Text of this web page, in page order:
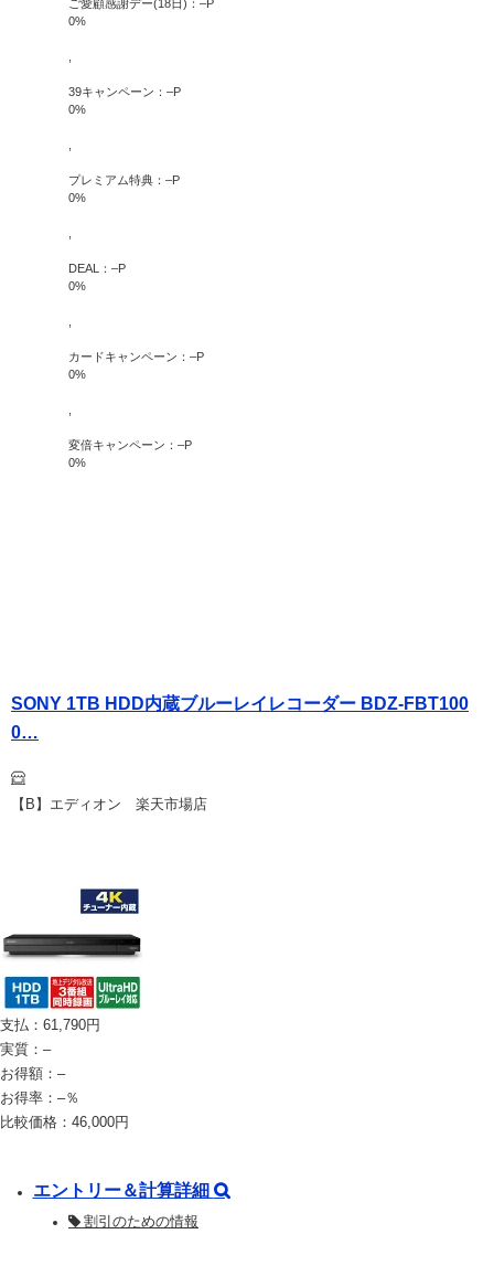
ご愛顧感謝デー(18日)： –P
0%
39キャンペーン： –P
0%
プレミアム特典： –P
0%
DEAL： –P
0%
カードキャンペーン： –P
0%
変倍キャンペーン： –P
0%
SONY 1TB HDD内蔵ブルーレイレコーダー BDZ-FBT100
0…
【B】エディオン 楽天市場店
支払： 61,790円
実質： –
お得額： –
お得率： –％
比較価格： 46,000円
エントリー＆計算詳細
割引のための情報